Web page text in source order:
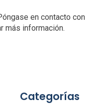
en contacto con
más información.
Categorías